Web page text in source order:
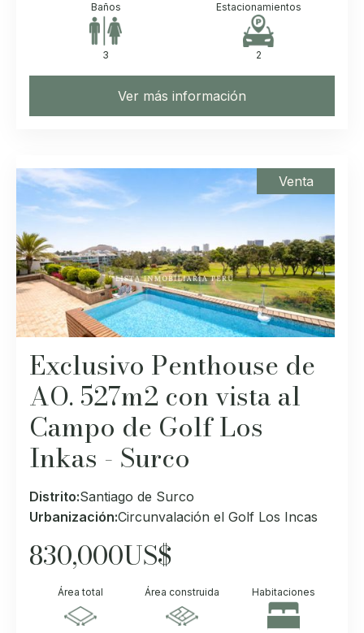
Baños
3
Estacionamientos
2
Ver más información
Venta
Exclusivo Penthouse de
AO. 527m2 con vista al
Campo de Golf Los
Inkas - Surco
Distrito:Santiago de Surco
Urbanización:Circunvalación el Golf Los Incas
830,000US$
Área total Área construida Habitaciones